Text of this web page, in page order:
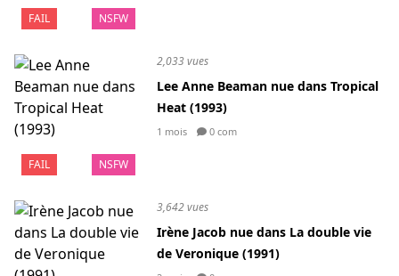
FAIL NSFW
FAIL NSFW
2,033 vues
Lee Anne Beaman nue dans Tropical
Heat (1993)
1 mois 0 com
3,642 vues
Irène Jacob nue dans La double vie
de Veronique (1991)